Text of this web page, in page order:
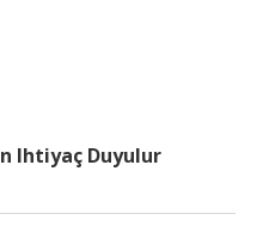
Ihtiyaç Duyulur